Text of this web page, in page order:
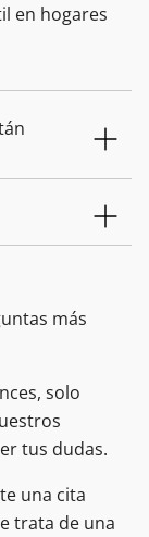
en hogares
más
solo
tus dudas.
una cita
trata de una